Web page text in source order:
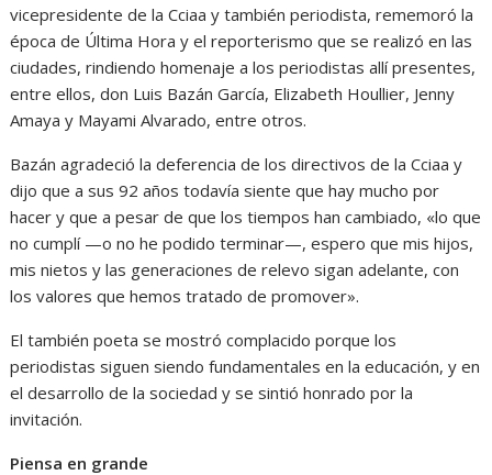
vicepresidente de la Cciaa y también periodista, rememoró la
época de Última Hora y el reporterismo que se realizó en las
ciudades, rindiendo homenaje a los periodistas allí presentes,
entre ellos, don Luis Bazán García, Elizabeth Houllier, Jenny
Amaya y Mayami Alvarado, entre otros.
Bazán agradeció la deferencia de los directivos de la Cciaa y
dijo que a sus 92 años todavía siente que hay mucho por
hacer y que a pesar de que los tiempos han cambiado, «lo que
no cumplí —o no he podido terminar—, espero que mis hijos,
mis nietos y las generaciones de relevo sigan adelante, con
los valores que hemos tratado de promover».
El también poeta se mostró complacido porque los
periodistas siguen siendo fundamentales en la educación, y en
el desarrollo de la sociedad y se sintió honrado por la
invitación.
Piensa en grande